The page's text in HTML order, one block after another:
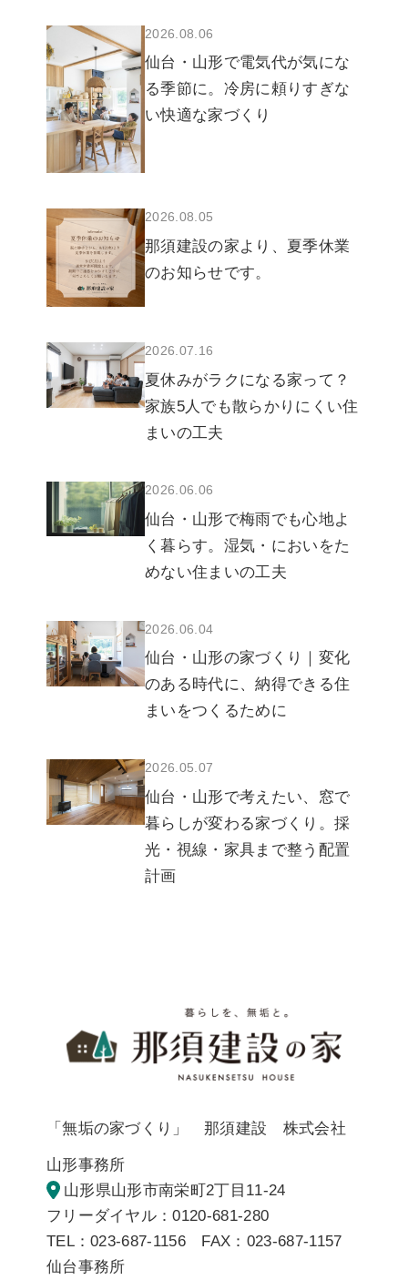
2026.08.06
仙台・山形で電気代が気にな
る季節に。冷房に頼りすぎな
い快適な家づくり
2026.08.05
那須建設の家より、夏季休業
のお知らせです。
2026.07.16
夏休みがラクになる家って？
家族5人でも散らかりにくい住
まいの工夫
2026.06.06
仙台・山形で梅雨でも心地よ
く暮らす。湿気・においをた
めない住まいの工夫
2026.06.04
仙台・山形の家づくり｜変化
のある時代に、納得できる住
まいをつくるために
2026.05.07
仙台・山形で考えたい、窓で
暮らしが変わる家づくり。採
光・視線・家具まで整う配置
計画
「無垢の家づくり」 那須建設 株式会社
山形事務所
山形県山形市南栄町2丁目11-24
フリーダイヤル：0120-681-280
TEL：023-687-1156 FAX：023-687-1157
仙台事務所